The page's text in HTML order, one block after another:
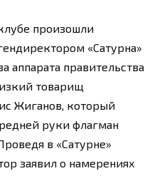
произошли
«Сатурна»
аппарата правительства
товарищ
Жиганов, который
руки флагман
в «Сатурне»
заявил о намерениях